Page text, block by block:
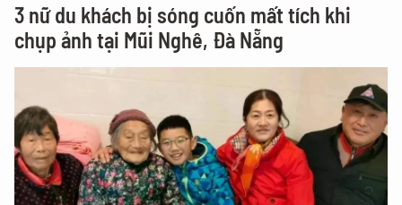
3 nữ du khách bị sóng cuốn mất tích khi
chụp ảnh tại Mũi Nghê, Đà Nẵng